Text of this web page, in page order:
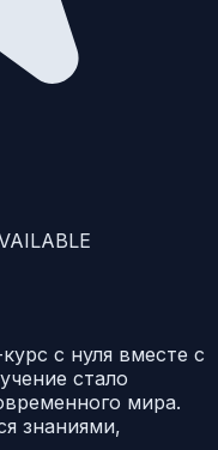
с нуля вместе с
стало
мира.
знаниями,